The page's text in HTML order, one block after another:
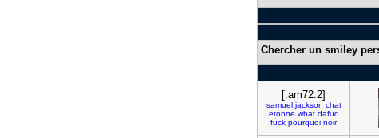
Chercher un smiley
[:am72:2]
samuel jackson chat
etonne what dafuq
fuck pourquoi noir